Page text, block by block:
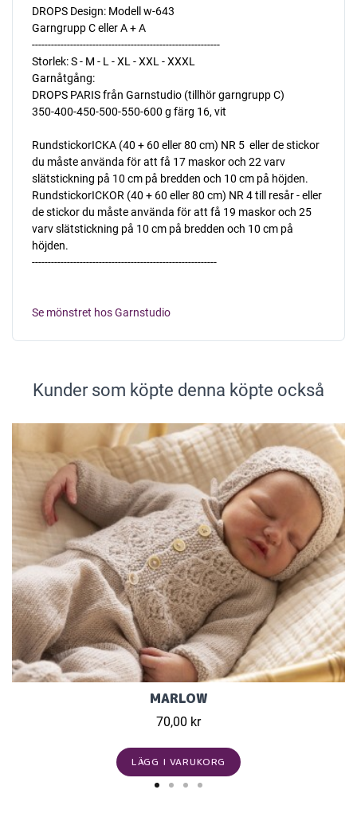
DROPS Design: Modell w-643
Garngrupp C eller A + A
-----------------------------------------------------------
Storlek: S - M - L - XL - XXL - XXXL
Garnåtgång:
DROPS PARIS från Garnstudio (tillhör garngrupp C)
350-400-450-500-550-600 g färg 16, vit
RundstickorICKA (40 + 60 eller 80 cm) NR 5  eller de stickor
du måste använda för att få 17 maskor och 22 varv
slätstickning på 10 cm på bredden och 10 cm på höjden.
RundstickorICKOR (40 + 60 eller 80 cm) NR 4 till resår - eller
de stickor du måste använda för att få 19 maskor och 25
varv slätstickning på 10 cm på bredden och 10 cm på
höjden.
----------------------------------------------------------
Se mönstret hos Garnstudio
Kunder som köpte denna köpte också
MARLOW
70,00 kr
LÄGG I VARUKORG